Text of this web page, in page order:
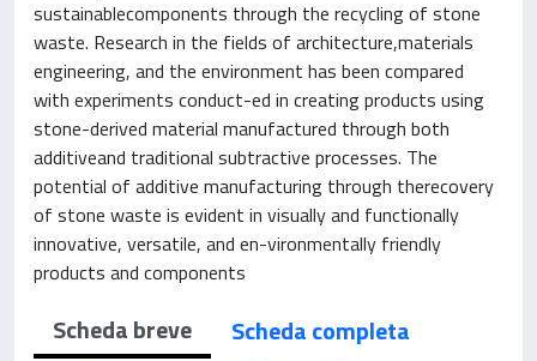
sustainablecomponents through the recycling of stone
waste. Research in the fields of architecture,materials
engineering, and the environment has been compared
with experiments conduct-ed in creating products using
stone-derived material manufactured through both
additiveand traditional subtractive processes. The
potential of additive manufacturing through therecovery
of stone waste is evident in visually and functionally
innovative, versatile, and en-vironmentally friendly
products and components
Scheda breve
Scheda completa